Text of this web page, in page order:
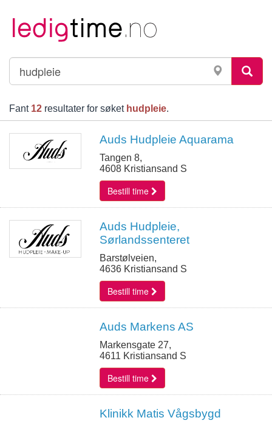
Fant 12 resultater for søket hudpleie.
Auds Hudpleie Aquarama
Tangen 8,
4608 Kristiansand S
Bestill time
Auds Hudpleie,
Sørlandssenteret
Barstølveien,
4636 Kristiansand S
Bestill time
Auds Markens AS
Markensgate 27,
4611 Kristiansand S
Bestill time
Klinikk Matis Vågsbygd